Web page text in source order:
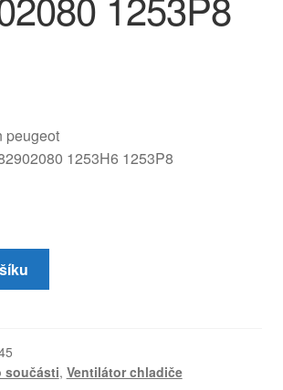
peugeot
1253H6 1253P8
součásti, Ventilátor chladiče